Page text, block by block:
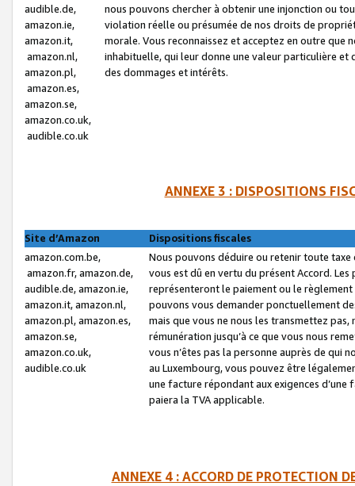
audible.de,
amazon.ie,
amazon.it,
amazon.nl,
amazon.pl,
amazon.es,
amazon.se,
amazon.co.uk,
audible.co.uk
nous pouvons chercher à obtenir une injonction ou
violation réelle ou présumée de nos droits de
morale. Vous reconnaissez et acceptez en outre que
inhabituelle, qui leur donne une valeur particulière
des dommages et intérêts.
ANNEXE 3 : DISPOSITIONS
Site d’Amazon
Dispositions fiscales
amazon.com.be,
amazon.fr, amazon.de,
audible.de, amazon.ie,
amazon.it, amazon.nl,
amazon.pl, amazon.es,
amazon.se,
amazon.co.uk,
audible.co.uk
Nous pouvons déduire ou retenir toute
vous est dû en vertu du présent Accord.
représenteront le paiement ou le
pouvons vous demander ponctuellement
mais que vous ne nous les transmettez
rémunération jusqu’à ce que vous nous
vous n’êtes pas la personne auprès de qui
au Luxembourg, vous pouvez être
une facture répondant aux exigences
paiera la TVA applicable.
ANNEXE 4 : ACCORD DE PROTECTION